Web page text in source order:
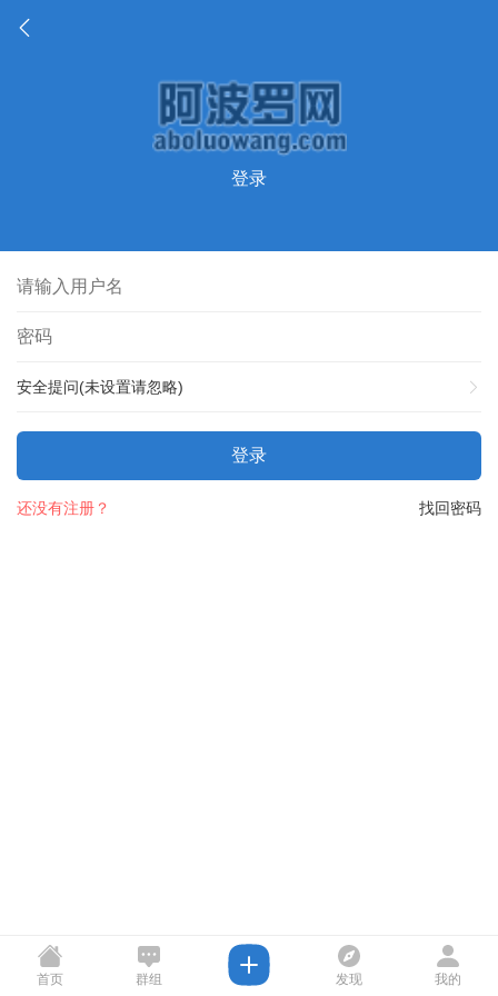
登录
安全提问(未设置请忽略)
登录
找回密码
还没有注册？
首页 群组 发现 我的